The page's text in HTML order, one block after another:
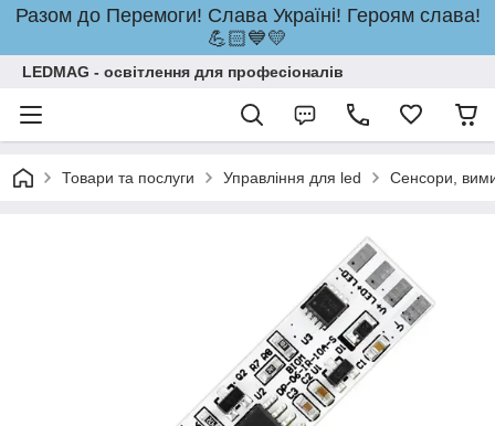
Разом до Перемоги! Слава Україні! Героям слава!
💪🏻💙💛
LEDMAG - освітлення для професіоналів
Товари та послуги Управління для led Сенсори,